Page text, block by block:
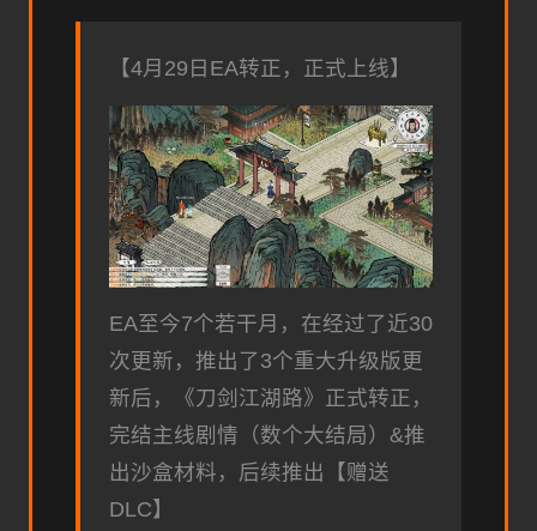
【4月29日EA转正，正式上线】
EA至今7个若干月，在经过了近30
次更新，推出了3个重大升级版更
新后，《刀剑江湖路》正式转正，
完结主线剧情（数个大结局）&推
出沙盒材料，后续推出【赠送
DLC】